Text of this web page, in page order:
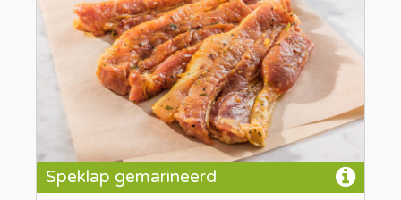
Speklap gemarineerd